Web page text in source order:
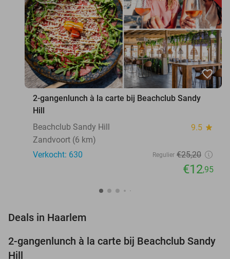
favorite_border
2-gangenlunch à la carte bij Beachclub Sandy
Hill
Beachclub Sandy Hill
9.5 star
Zandvoort (6 km)
Verkocht: 630
Regulier €25,20
€12,95
Deals in Haarlem
49%
2-gangenlunch à la carte bij Beachclub Sandy
Hill